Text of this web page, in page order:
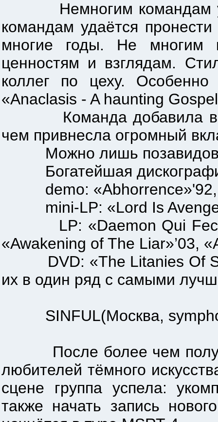
Немногим командам
командам удаётся
многие годы. Не многим
ценностям и взглядам.
коллег по цеху.
«Anaclasis - A haunting
Команда добавила в
чем привнесла огромный
Можно лишь
Богатейшая
demo: «Abhorrence»'92,
mini-LP: «Lord Is
LP: «Daemon Qui Fecit
«Awakening of The Liar»’03,
DVD: «The Litanies Of
их в один ряд с самыми
SINFUL(Москва,
После более чем
любителей тёмного
сцене группа успела:
также начать запись